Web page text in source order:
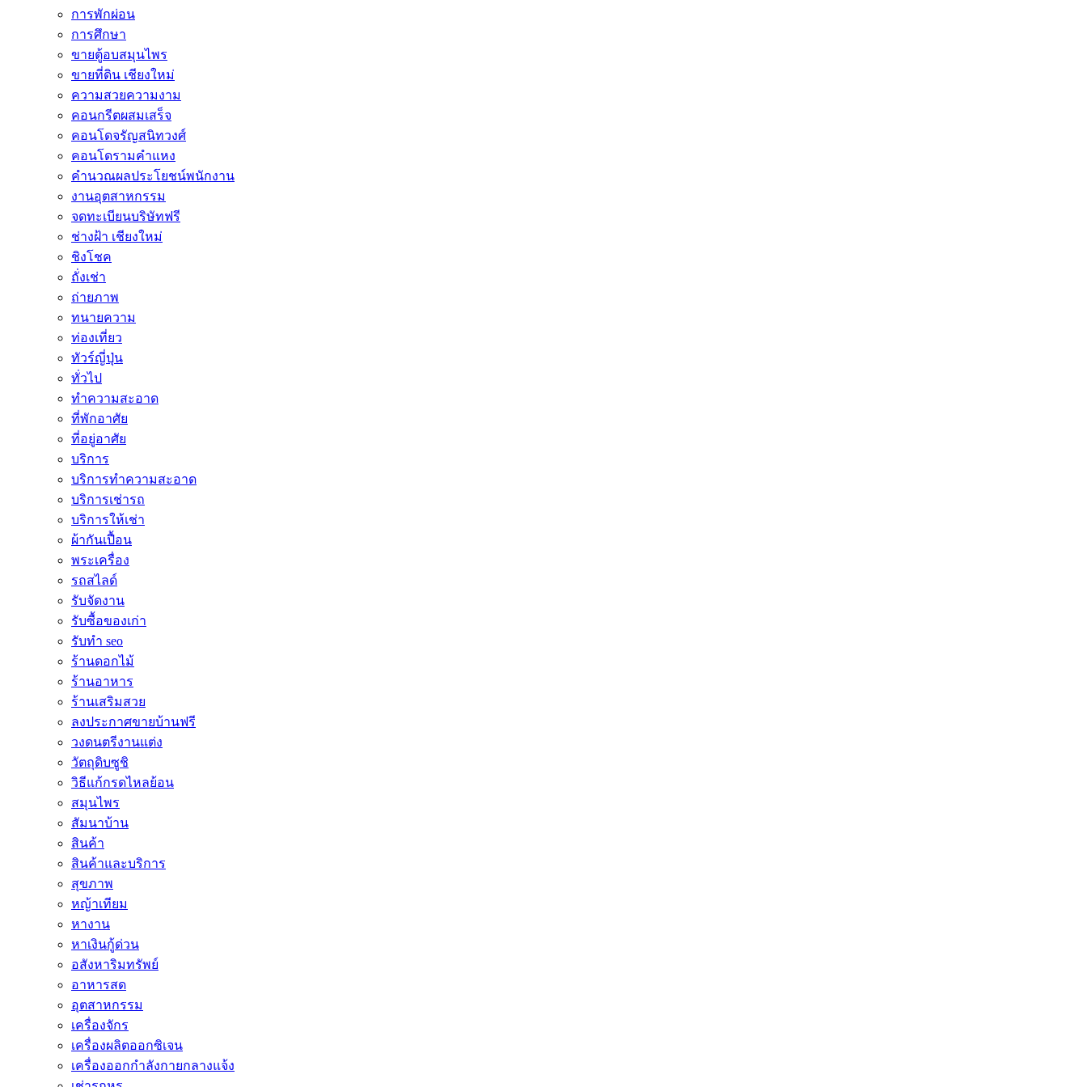
การพักผ่อน
การศึกษา
ขายตู้อบสมุนไพร
ขายที่ดิน เชียงใหม่
ความสวยความงาม
คอนกรีตผสมเสร็จ
คอนโดจรัญสนิทวงศ์
คอนโดรามคำแหง
คำนวณผลประโยชน์พนักงาน
งานอุตสาหกรรม
จดทะเบียนบริษัทฟรี
ช่างฝ้า เชียงใหม่
ชิงโชค
ถั่งเช่า
ถ่ายภาพ
ทนายความ
ท่องเที่ยว
ทัวร์ญี่ปุ่น
ทั่วไป
ทำความสะอาด
ที่พักอาศัย
ที่อยู่อาศัย
บริการ
บริการทำความสะอาด
บริการเช่ารถ
บริการให้เช่า
ผ้ากันเปื้อน
พระเครื่อง
รถสไลด์
รับจัดงาน
รับซื้อของเก่า
รับทำ seo
ร้านดอกไม้
ร้านอาหาร
ร้านเสริมสวย
ลงประกาศขายบ้านฟรี
วงดนตรีงานแต่ง
วัตถุดิบซูชิ
วิธีแก้กรดไหลย้อน
สมุนไพร
สัมนาบ้าน
สินค้า
สินค้าและบริการ
สุขภาพ
หญ้าเทียม
หางาน
หาเงินกู้ด่วน
อสังหาริมทรัพย์
อาหารสด
อุตสาหกรรม
เครื่องจักร
เครื่องผลิตออกซิเจน
เครื่องออกกำลังกายกลางแจ้ง